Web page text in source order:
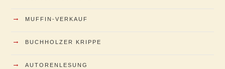
→ MUFFIN-VERKAUF
→ BUCHHOLZER KRIPPE
→ AUTORENLESUNG